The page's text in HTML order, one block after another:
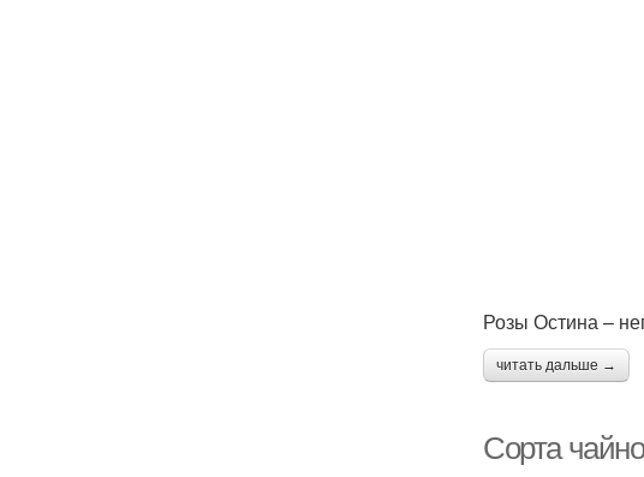
Розы Остина –
читать дальше →
Сорта